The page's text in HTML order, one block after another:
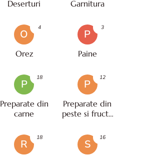
Deserturi Garnitura
O
Orez
4
P
Paine
3
P
Preparate din
carne
18
P
Preparate din
peste si fructe
12
R
18
S
16